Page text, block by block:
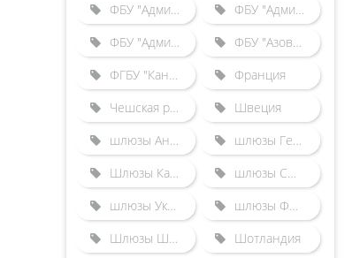
ФБУ "Администрация "Волго-Балт"
ФБУ "Администрация "Волго-Дон"
ФБУ "Администрация "Камводпуть"
ФБУ "Азово-Донская бассейновая администрация"
ФГБУ "Канал имени Москвы"
Франция
Чешская республика
Швеция
шлюзы Англии
шлюзы Германии
Шлюзы Казахстана
шлюзы США
шлюзы Украины
шлюзы Франции
Шлюзы Швейцарии
Шотландия